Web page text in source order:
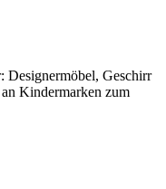
Designermöbel, Geschirr
Kindermarken zum